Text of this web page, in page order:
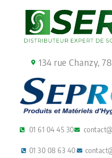
134 rue Chanzy,
01 61 04 45 30
01 30 08 63 40